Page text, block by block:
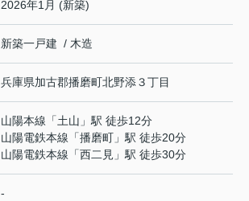
2026年1月 (新築)
新築一戸建 / 木造
兵庫県加古郡播磨町北野添 ３丁目
山陽本線 「土山 」駅 徒歩12分
山陽電鉄本線 「播磨町 」駅 徒歩20分
山陽電鉄本線 「西二見 」駅 徒歩30分
-